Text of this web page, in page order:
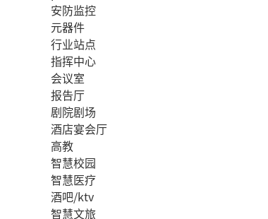
安防监控
元器件
行业站点
指挥中心
会议室
报告厅
剧院剧场
酒店宴会厅
高教
智慧校园
智慧医疗
酒吧/ktv
智慧文旅